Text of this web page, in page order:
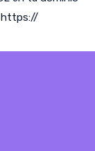
https://